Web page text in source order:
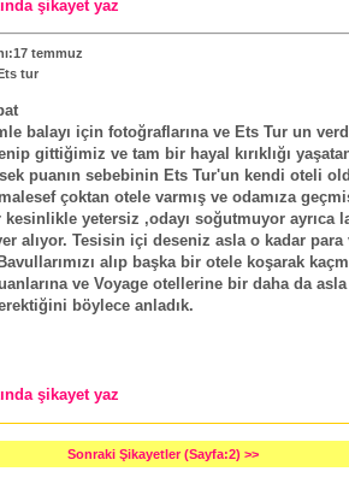
şikayet yaz
temmuz
tur
balayı için fotoğraflarına ve Ets Tur un
gittiğimiz ve tam bir hayal kırıklığı
puanın sebebinin Ets Tur'un kendi oteli
malesef çoktan otele varmış ve odamıza
kesinlikle yetersiz ,odayı soğutmuyor ayrıca
alıyor. Tesisin içi deseniz asla o kadar para
alıp başka bir otele koşarak
ve Voyage otellerine bir daha da asla
böylece anladık.
şikayet yaz
Sonraki Şikayetler (Sayfa:2) >>